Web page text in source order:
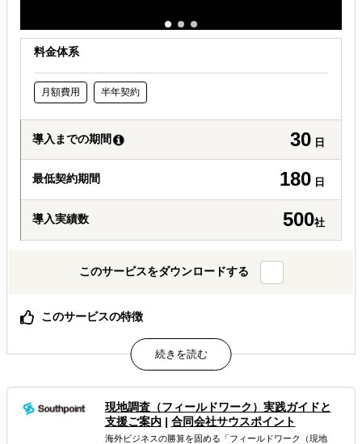
料金体系
月額費用 半年契約
導入までの期間 30 日
最低契約期間 180 日
導入実績数 500社
このサービスをダウンロードする
このサービスの特徴
貴社の海外事業担当、私たちがすべてのフェーズで動きま
す。
属するジャンル
海外進出総合支援 海外進出戦略・事業計画立案
現地調査（フィールドワーク） 実践ガイドと
支援ご案内| 合同会社サウスポイント
海外ビジネスの勝算を固める「フィールドワーク（現地